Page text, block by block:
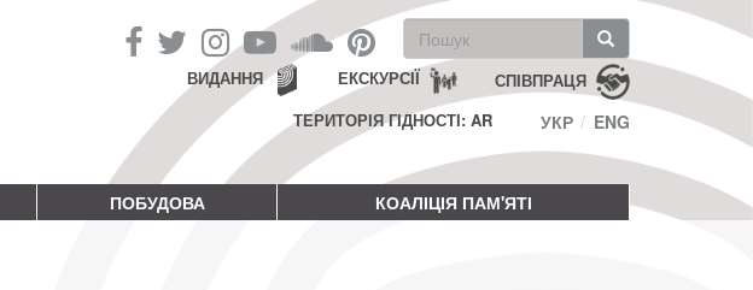
Пошукова
форма
Пошук СПІВПРАЦЯ
ЕКСКУРСІЇ
ВИДАННЯ
ТЕРИТОРІЯ ГІДНОСТІ: AR
УКР ENG
ПОБУДОВА КОАЛІЦІЯ ПАМ'ЯТІ